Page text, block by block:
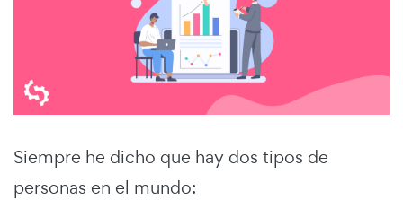
Siempre he dicho que hay dos tipos de
personas en el mundo: